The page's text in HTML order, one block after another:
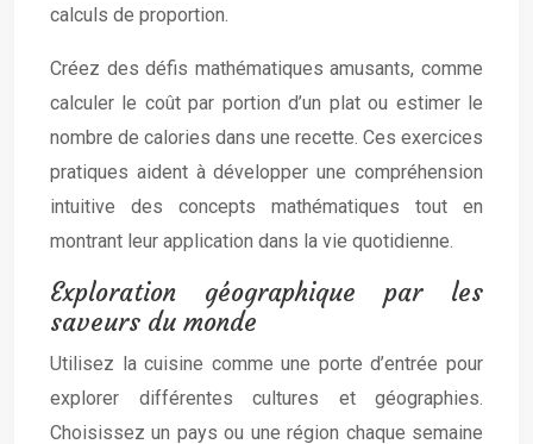
calculs de proportion.
Créez des défis mathématiques amusants, comme
calculer le coût par portion d’un plat ou estimer le
nombre de calories dans une recette. Ces exercices
pratiques aident à développer une compréhension
intuitive des concepts mathématiques tout en
montrant leur application dans la vie quotidienne.
Exploration géographique par les
saveurs du monde
Utilisez la cuisine comme une porte d’entrée pour
explorer différentes cultures et géographies.
Choisissez un pays ou une région chaque semaine